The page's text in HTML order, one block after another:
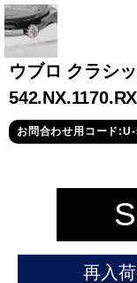
グランド
セイコー
コンスタンタン
ウブロ クラシ
お問合わせ用コード
再入